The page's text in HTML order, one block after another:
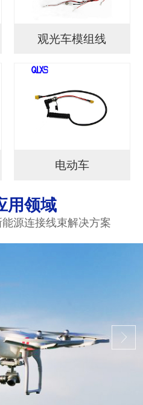
观光车模组线
电动车
用领域
源连接线束解决方案